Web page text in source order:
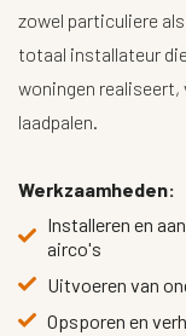
zowel particuliere
totaal installateur
woningen
laadpalen.
Werkzaamheden:
Installeren en
airco's
Uitvoeren van
Opsporen en